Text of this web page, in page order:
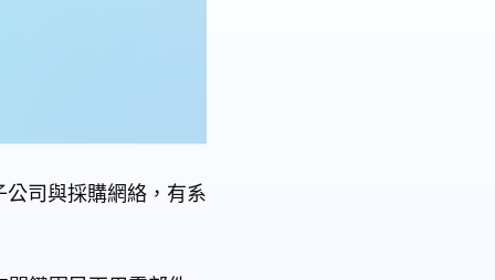
司與採購網絡，有系